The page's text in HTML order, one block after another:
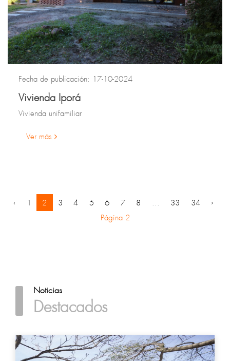
Fecha de publicación: 17-10-2024
Vivienda Iporá
Vivienda unifamiliar
Ver más
‹ 1 2 3 4 5 6 7 8 ... 33 34
›
Página 2
Noticias
Destacados